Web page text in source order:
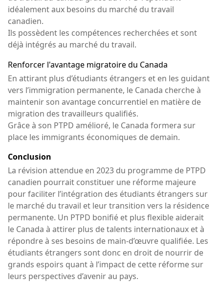
idéalement aux besoins du marché du travail
canadien.
Ils possèdent les compétences recherchées et sont
déjà intégrés au marché du travail.
Renforcer l'avantage migratoire du Canada
En attirant plus d’étudiants étrangers et en les guidant
vers l’immigration permanente, le Canada cherche à
maintenir son avantage concurrentiel en matière de
migration des travailleurs qualifiés.
Grâce à son PTPD amélioré, le Canada formera sur
place les immigrants économiques de demain.
Conclusion
La révision attendue en 2023 du programme de PTPD
canadien pourrait constituer une réforme majeure
pour faciliter l’intégration des étudiants étrangers sur
le marché du travail et leur transition vers la résidence
permanente. Un PTPD bonifié et plus flexible aiderait
le Canada à attirer plus de talents internationaux et à
répondre à ses besoins de main-d’œuvre qualifiée. Les
étudiants étrangers sont donc en droit de nourrir de
grands espoirs quant à l’impact de cette réforme sur
leurs perspectives d’avenir au pays.